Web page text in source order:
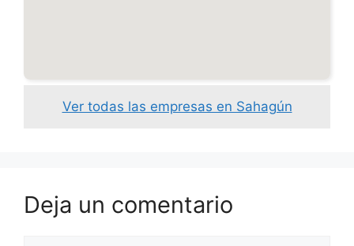
Ver todas las empresas en Sahagún
Deja un comentario